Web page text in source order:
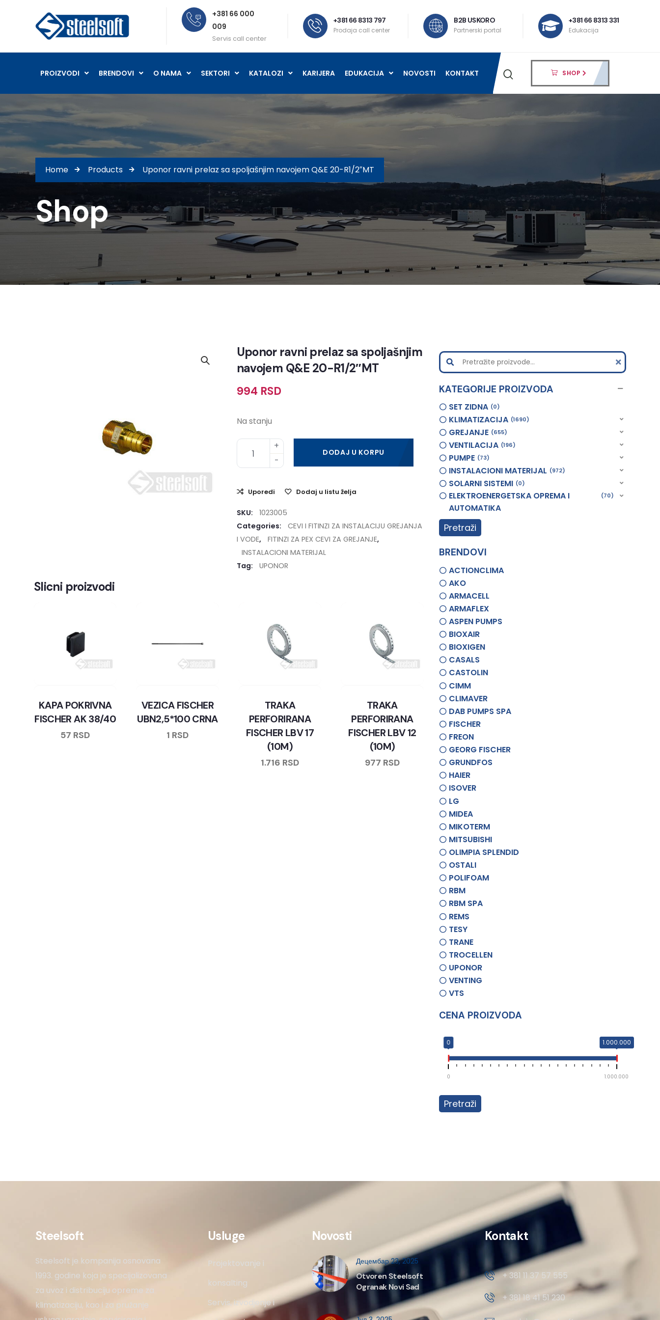
+381 66 000
009
Servis call center
+381 66 8313 797
Prodaja call center
B2B USKORO
Partnerski portal
+381 66 8313 331
Edukacija
PROIZVODI BRENDOVI O NAMA SEKTORI KATALOZI KARIJERA EDUKACIJA NOVOSTI KONTAKT SHOP
Home Products Uponor ravni prelaz sa spoljašnjim navojem Q&E 20-R1/2″MT
Shop
Uponor ravni prelaz sa spoljašnjim
navojem Q&E 20-R1/2″MT
994 RSD
Na stanju
DODAJ U KORPU
Uporedi Dodaj u listu želja
SKU:
1023005
Categories:
CEVI I FITINZI ZA INSTALACIJU GREJANJA
I VODE, FITINZI ZA PEX CEVI ZA GREJANJE,
INSTALACIONI MATERIJAL
Tag:
UPONOR
Slicni proizvodi
KAPA POKRIVNA
FISCHER AK 38/40
57 RSD
VEZICA FISCHER
UBN2,5*100 CRNA
1 RSD
TRAKA
PERFORIRANA
FISCHER LBV 17
(10M)
1.716 RSD
TRAKA
PERFORIRANA
FISCHER LBV 12
(10M)
977 RSD
KATEGORIJE PROIZVODA
SET ZIDNA 0
KLIMATIZACIJA 1690
GREJANJE 655
VENTILACIJA 196
PUMPE 73
INSTALACIONI MATERIJAL 972
SOLARNI SISTEMI 0
ELEKTROENERGETSKA OPREMA I
AUTOMATIKA
70
Pretraži
BRENDOVI
ACTIONCLIMA
AKO
ARMACELL
ARMAFLEX
ASPEN PUMPS
BIOXAIR
BIOXIGEN
CASALS
CASTOLIN
CIMM
CLIMAVER
DAB PUMPS SPA
FISCHER
FREON
GEORG FISCHER
GRUNDFOS
HAIER
ISOVER
LG
MIDEA
MIKOTERM
MITSUBISHI
OLIMPIA SPLENDID
OSTALI
POLIFOAM
RBM
RBM SPA
REMS
TESY
TRANE
TROCELLEN
UPONOR
VENTING
VTS
CENA PROIZVODA
0 1.000.000
0 1.000.000
Pretraži
Steelsoft
Steelsoft je kompanija osnovana
1993. godine koja je specijalizovana
za uvoz i distribuciju opreme za
klimatizaciju, kao i za pružanje
Usluge
Projektovanje i
konsalting
Servis, izvodjenje i
Novosti
Децембар 23, 2025
Otvoren Steelsoft
Ogranak Novi Sad
Kontakt
+ 381 11 37 57 555
+ 381 18 41 51 230